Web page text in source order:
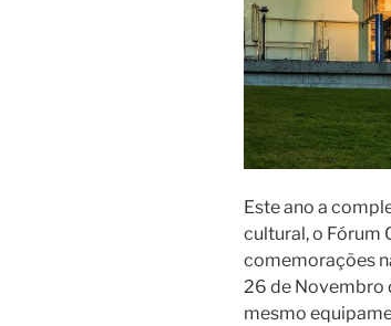
Este ano a
cultural, o Fórum
comemorações
26 de Novembro
mesmo